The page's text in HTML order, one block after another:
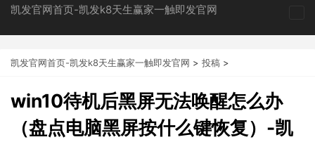
凯发官网首页-凯发k8天生赢家一触即发官网
凯发官网首页-凯发k8天生赢家一触即发官网 > 投稿 >
win10待机后黑屏无法唤醒怎么办
（盘点电脑黑屏按什么键恢复）-凯